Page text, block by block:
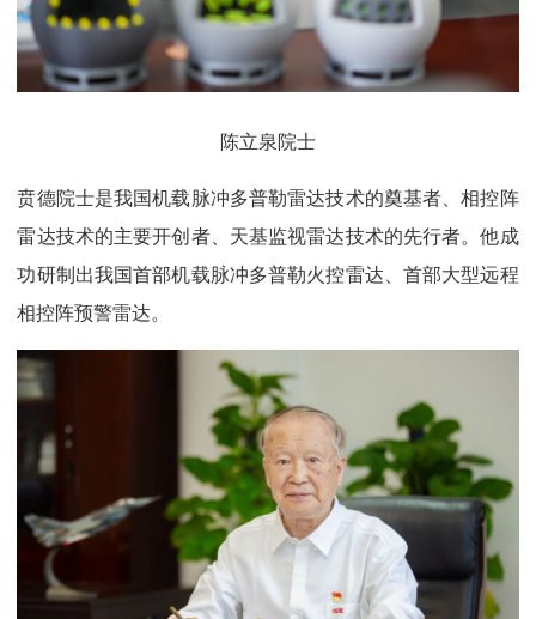
陈立泉院士
贲德院士是我国机载脉冲多普勒雷达技术的奠基者、相控阵
雷达技术的主要开创者、天基监视雷达技术的先行者。他成
功研制出我国首部机载脉冲多普勒火控雷达、首部大型远程
相控阵预警雷达。